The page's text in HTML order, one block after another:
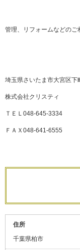
管理、リフォームなどのご
埼玉県さいたま市大宮区下
株式会社クリスティ
ＴＥＬ048-645-3334
ＦＡＸ048-641-6555
住所
千葉県柏市